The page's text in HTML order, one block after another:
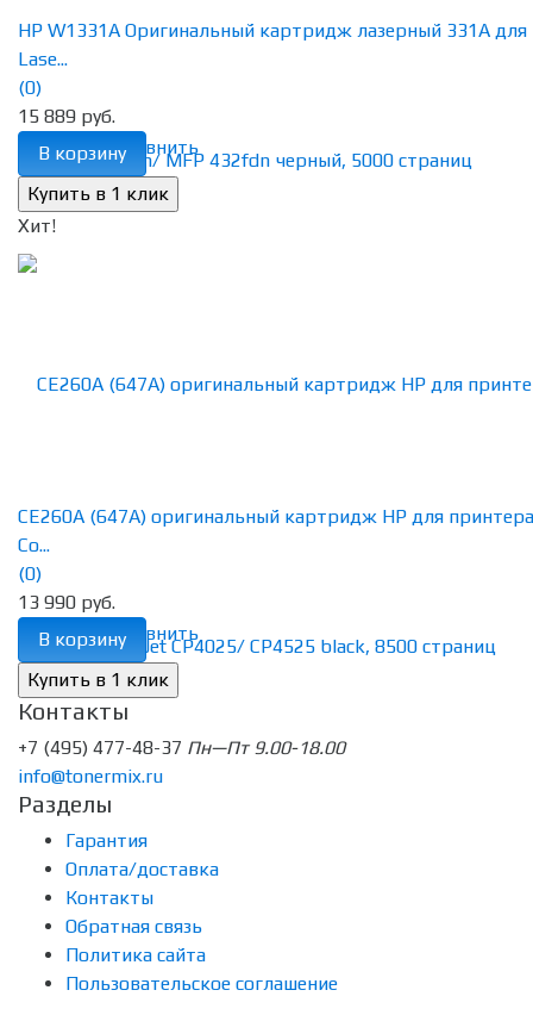
избранное сравнить
HP W1331A Оригинальный картридж лазерный 331A для
Lase...
(0)
15 889 руб.
В корзину
Хит!
избранное сравнить
CE260A (647A) оригинальный картридж HP для
Co...
(0)
13 990 руб.
В корзину
Контакты
+7 (495) 477-48-37 Пн—Пт 9.00-18.00
info@tonermix.ru
Разделы
Гарантия
Оплата/доставка
Контакты
Обратная связь
Политика сайта
Пользовательское соглашение